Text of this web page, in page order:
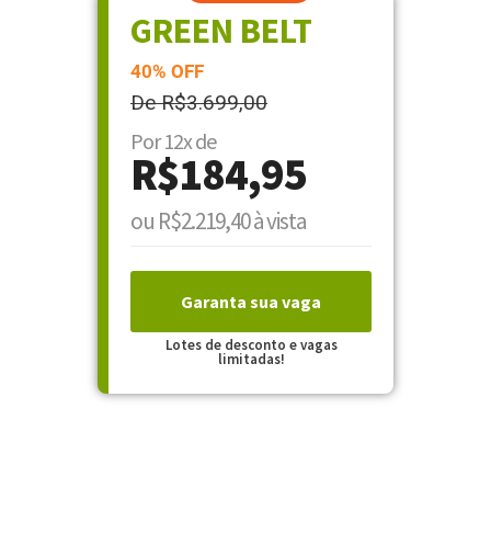
GREEN BELT
40% OFF
De R$3.699,00
Por 12x de
R$184,95
ou R$2.219,40 à vista
Garanta sua vaga
Lotes de desconto e vagas
limitadas!